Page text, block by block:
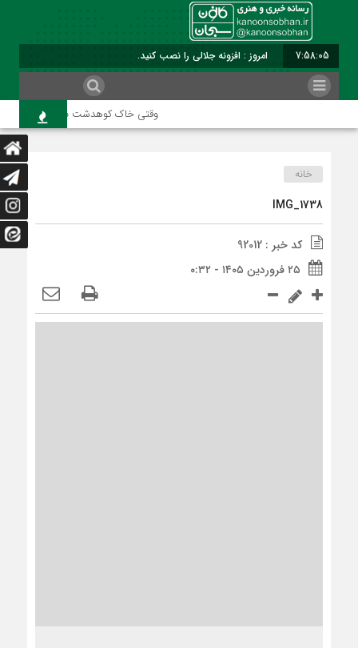
7:58:05 امروز : افزونه جلالی را نصب کنید.
وقتی خاک کوهدشت با عطر کربلا
خانه
IMG_1738
کد خبر : 92012
۲۵ فروردین ۱۴۰۵ - ۰:۳۲